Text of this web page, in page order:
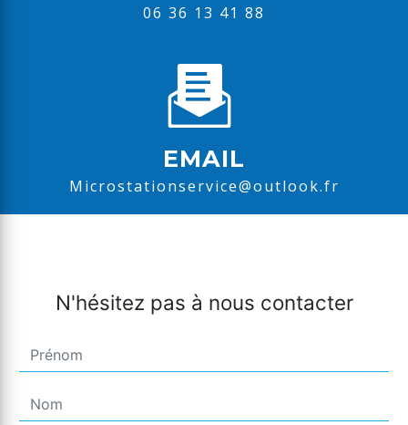
06 36 13 41 88
EMAIL
microstationservice@outlook.fr
N'hésitez pas à nous contacter